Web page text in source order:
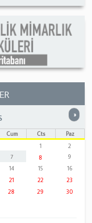
»
Cum Cts
Paz
1
2
7 8
9
14 15
16
21 22
23
28 29
30